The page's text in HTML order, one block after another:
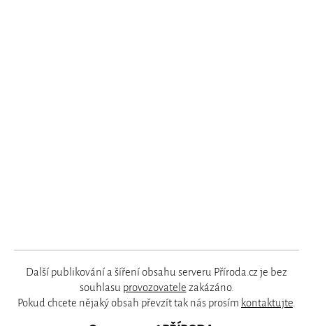
Další publikování a šíření obsahu serveru Příroda.cz je bez
souhlasu provozovatele zakázáno.
Pokud chcete nějaký obsah převzít tak nás prosím kontaktujte.